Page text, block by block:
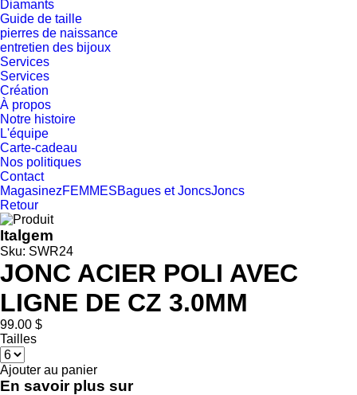
Diamants
Guide de taille
pierres de naissance
entretien des bijoux
Services
Services
Création
À propos
Notre histoire
L'équipe
Carte-cadeau
Nos politiques
Contact
MagasinezFEMMESBagues et JoncsJoncs
Retour
Italgem
Sku: SWR24
JONC ACIER POLI AVEC
LIGNE DE CZ 3.0MM
99.00 $
Tailles
Ajouter au panier
En savoir plus sur